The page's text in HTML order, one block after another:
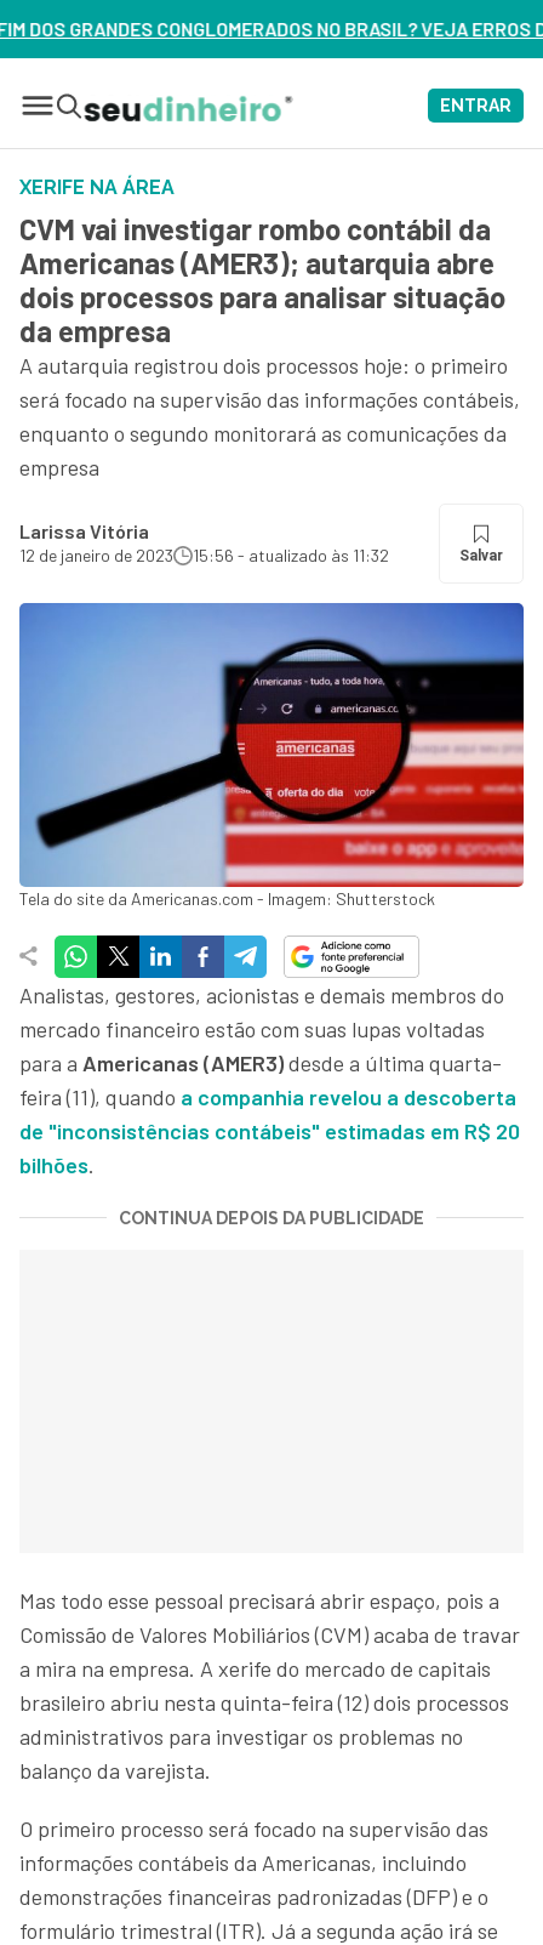
NO BRASIL? VEJA ERROS DE 3 DELES – ASSISTA AGORA
ENTRAR
XERIFE NA ÁREA
CVM vai investigar rombo contábil da
Americanas (AMER3); autarquia abre
dois processos para analisar situação
da empresa
A autarquia registrou dois processos hoje: o primeiro
será focado na supervisão das informações contábeis,
enquanto o segundo monitorará as comunicações da
empresa
Larissa Vitória
12 de janeiro de 2023 15:56 - atualizado às 11:32 Salvar
Tela do site da Americanas.com - Imagem: Shutterstock
Analistas, gestores, acionistas e demais membros do
mercado financeiro estão com suas lupas voltadas
para a Americanas (AMER3)desde a última quarta-
feira (11), quando a companhia revelou a descoberta
de "inconsistências contábeis" estimadas em R$ 20
bilhões.
CONTINUA DEPOIS DA PUBLICIDADE
Mas todo esse pessoal precisará abrir espaço, pois a
Comissão de Valores Mobiliários (CVM) acaba de travar
a mira na empresa. A xerife do mercado de capitais
brasileiro abriu nesta quinta-feira (12) dois processos
administrativos para investigar os problemas no
balanço da varejista.
O primeiro processo será focado na supervisão das
informações contábeis da Americanas, incluindo
demonstrações financeiras padronizadas (DFP) e o
formulário trimestral (ITR). Já a segunda ação irá se